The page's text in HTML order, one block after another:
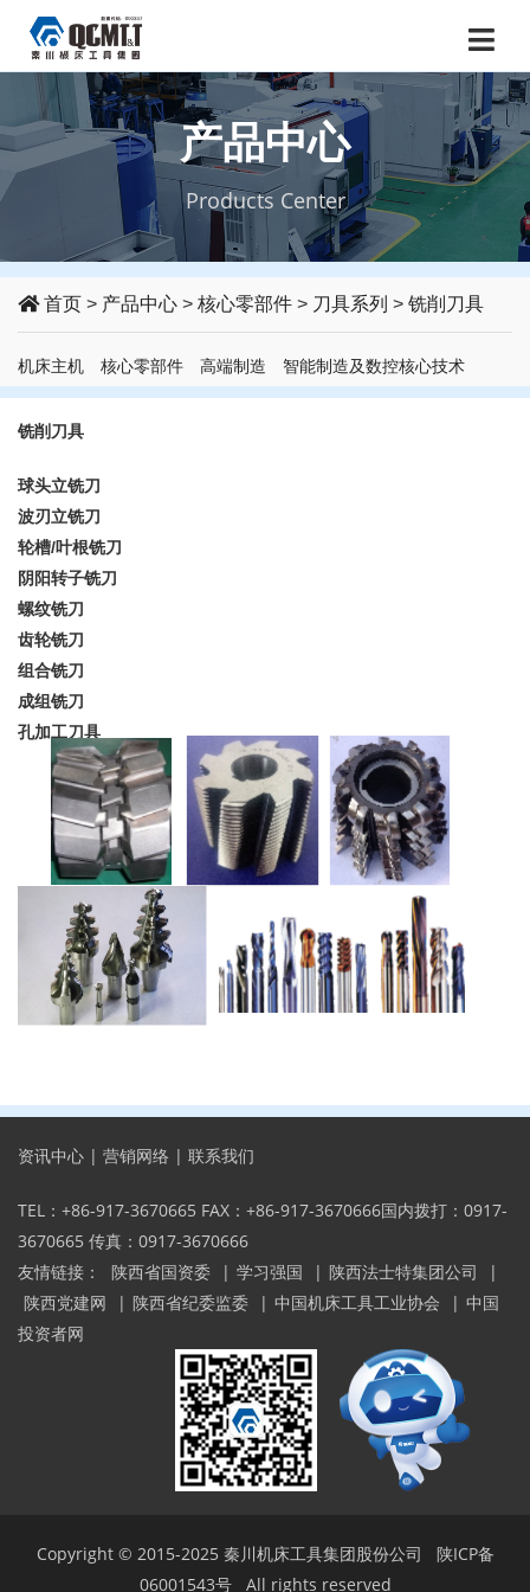
产品中心
Products Center
首页 > 产品中心 > 核心零部件 > 刀具系列 > 铣削刀具
机床主机 核心零部件 高端制造 智能制造及数控核心技术
铣削刀具
球头立铣刀
波刃立铣刀
轮槽/叶根铣刀
阴阳转子铣刀
螺纹铣刀
齿轮铣刀
组合铣刀
成组铣刀
孔加工刀具
资讯中心 | 营销网络 | 联系我们
TEL：+86-917-3670665 FAX：+86-917-3670666国内拨打：0917-
3670665 传真：0917-3670666
友情链接：
陕西省国资委 | 学习强国 | 陕西法士特集团公司
|
陕西党建网
| 陕西省纪委监委 | 中国机床工具工业协会 | 中国
投资者网
Copyright © 2015-2025 秦川机床工具集团股份公司
陕ICP备
06001543号All rights reserved